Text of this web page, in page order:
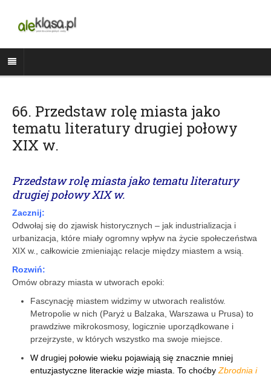
66. Przedstaw rolę miasta jako
tematu literatury drugiej połowy
XIX w.
Przedstaw rolę miasta jako tematu literatury
drugiej połowy XIX w.
Zacznij:
Odwołaj się do zjawisk historycznych – jak industrializacja i
urbanizacja, które miały ogromny wpływ na życie społeczeństwa
XIX w., całkowicie zmieniając relacje między miastem a wsią.
Rozwiń:
Omów obrazy miasta w utworach epoki:
Fascynację miastem widzimy w utworach realistów.
Metropolie w nich (Paryż u Balzaka, Warszawa u Prusa) to
prawdziwe mikrokosmosy, logicznie uporządkowane i
przejrzyste, w których wszystko ma swoje miejsce.
W drugiej połowie wieku pojawiają się znacznie mniej
entuzjastyczne literackie wizje miasta. To choćby Zbrodnia i